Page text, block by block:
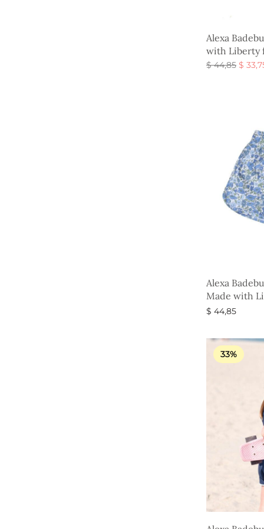
Alexa
with Liberty
$44,85 Den
$
Alexa
Made with
$ 44,85
33%